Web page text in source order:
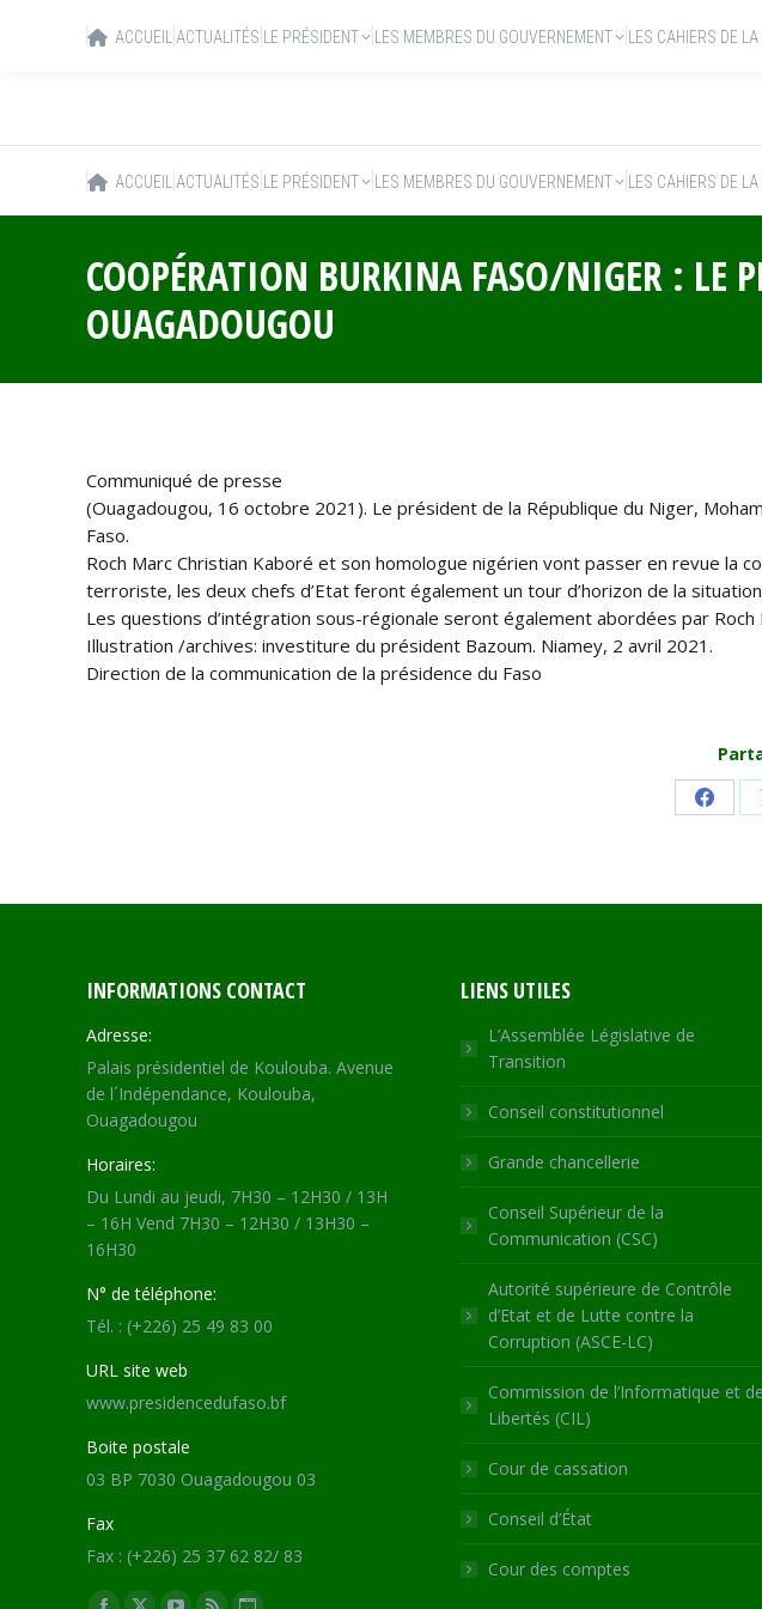
ACCUEIL ACTUALITÉS LE PRÉSIDENT LES MEMBRES DU GOUVERNEMENT LES CAHIERS DE
COOPÉRATION BURKINA FASO/NIGER : LE
OUAGADOUGOU
Communiqué de presse
(Ouagadougou, 16 octobre 2021). Le président de la République du Niger,
Faso.
Roch Marc Christian Kaboré et son homologue nigérien vont passer en revue la
terroriste, les deux chefs d’Etat feront également un tour d’horizon de la
Les questions d’intégration sous-régionale seront également abordées par
Illustration /archives: investiture du président Bazoum. Niamey, 2 avril 2021.
Direction de la communication de la présidence du Faso
Share
INFORMATIONS CONTACT
Adresse:
Palais présidentiel de Koulouba. Avenue
de l´Indépendance, Koulouba,
Ouagadougou
Horaires:
Du Lundi au jeudi, 7H30 – 12H30 / 13H
– 16H Vend 7H30 – 12H30 / 13H30 –
16H30
N° de téléphone:
Tél. : (+226) 25 49 83 00
URL site web
www.presidencedufaso.bf
Boite postale
03 BP 7030 Ouagadougou 03
Fax
Fax : (+226) 25 37 62 82/ 83
Trouvez nous sur :
LIENS UTILES
L’Assemblée Législative de
Transition
Conseil constitutionnel
Grande chancellerie
Conseil Supérieur de la
Communication (CSC)
Autorité supérieure de Contrôle
d’Etat et de Lutte contre la
Corruption (ASCE-LC)
Commission de l’Informatique et
Libertés (CIL)
Cour de cassation
Conseil d’État
Cour des comptes
ACCUEIL ACTUALITÉS LE PRÉSIDENT LES MEMBRES DU GOUVERNEMENT LES CAHIERS DE